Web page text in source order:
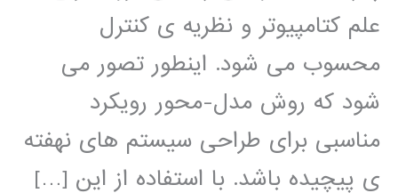
علم کتامپیوتر و نظریه ی کنترل
محسوب می شود. اینطور تصور می
شود که روش مدل-محور رویکرد
مناسبی برای طراحی سیستم های نهفته
ی پیچیده باشد. با استفاده از این […]